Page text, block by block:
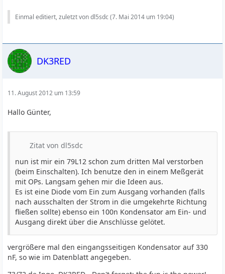
Einmal editiert, zuletzt von dl5sdc (7. Mai 2014 um 19:04)
DK3RED
11. August 2012 um 13:59
Hallo Günter,
Zitat von dl5sdc
nun ist mir ein 79L12 schon zum dritten Mal verstorben
(beim Einschalten). Ich benutze den in einem Meßgerät
mit OPs. Langsam gehen mir die Ideen aus.
Es ist eine Diode vom Ein zum Ausgang vorhanden (falls
nach ausschalten der Strom in die umgekehrte Richtung
fließen sollte) ebenso ein 100n Kondensator am Ein- und
Ausgang direkt über die Anschlüsse gelötet.
vergrößere mal den eingangsseitigen Kondensator auf 330
nF, so wie im Datenblatt angegeben.